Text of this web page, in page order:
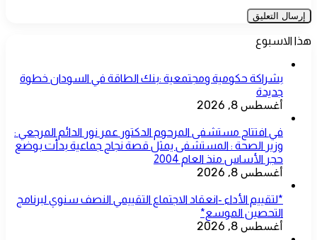
هذا الاسبوع
بشراكة حكومية ومجتمعية :بنك الطاقة في السودان خطوة
جديدة
أغسطس 8, 2026
في افتتاح مستشفى المرحوم الدكتور عمر نور الدائم المرجعي :
وزير الصحة : المستشفى يمثل قصة نجاح جماعية بدأت بوضع
حجر الأساس منذ العام 2004
أغسطس 8, 2026
*لتقييم الأداء -انعقاد الاجتماع التقييمي النصف سنوي لبرنامج
التحصين الموسع*
أغسطس 8, 2026